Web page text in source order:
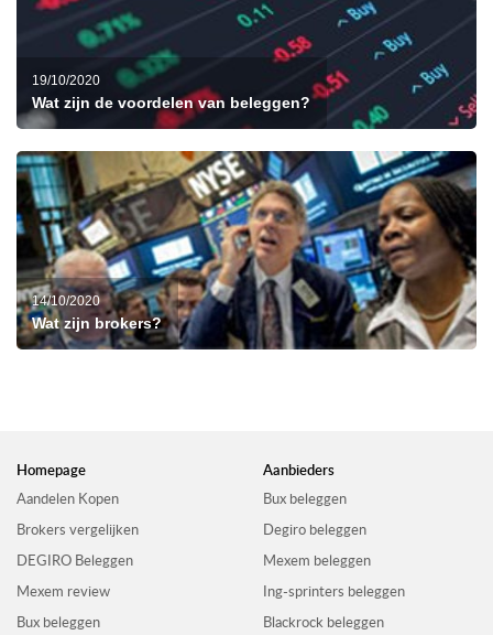
19/10/2020
Wat zijn de voordelen van beleggen?
14/10/2020
Wat zijn brokers?
Homepage
Aandelen Kopen
Brokers vergelijken
DEGIRO Beleggen
Mexem review
Bux beleggen
Aanbieders
Bux beleggen
Degiro beleggen
Mexem beleggen
Ing-sprinters beleggen
Blackrock beleggen